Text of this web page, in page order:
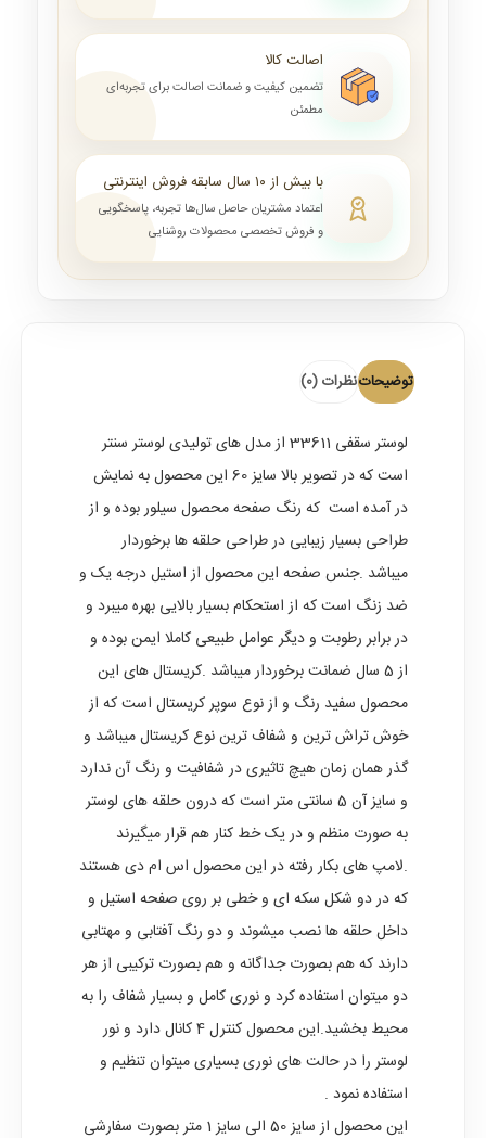
اصالت کالا
تضمین کیفیت و ضمانت اصالت برای تجربه‌ای
مطمئن
با بیش از ۱۰ سال سابقه فروش اینترنتی
اعتماد مشتریان حاصل سال‌ها تجربه، پاسخگویی
و فروش تخصصی محصولات روشنایی
توضیحاتنظرات (0)
لوستر سقفی
33611 از مدل های تولیدی لوستر سنتر
است که در تصویر بالا سایز 60 این محصول به نمایش
در آمده است که رنگ صفحه محصول سیلور بوده و از
طراحی بسیار زیبایی در طراحی حلقه ها برخوردار
میباشد .جنس صفحه این محصول از استیل درجه یک و
ضد زنگ است که از استحکام بسیار بالایی بهره میبرد و
در برابر رطوبت و دیگر عوامل طبیعی کاملا ایمن بوده و
از 5 سال ضمانت برخوردار میباشد .کریستال های این
محصول سفید رنگ و از نوع سوپر کریستال است که از
خوش تراش ترین و شفاف ترین نوع کریستال میباشد و
گذر همان زمان هیچ تاثیری در شفافیت و رنگ آن ندارد
و سایز آن 5 سانتی متر است که درون حلقه های لوستر
به صورت منظم و در یک خط کنار هم قرار میگیرند
.لامپ های بکار رفته در این محصول اس ام دی هستند
که در دو شکل سکه ای و خطی بر روی صفحه استیل و
داخل حلقه ها نصب میشوند و دو رنگ آفتابی و مهتابی
دارند که هم بصورت جداگانه و هم بصورت ترکیبی از هر
دو میتوان استفاده کرد و نوری کامل و بسیار شفاف را به
محیط بخشید.این محصول کنترل 4 کانال دارد و نور
لوستر را در حالت های نوری بسیاری میتوان تنظیم و
استفاده نمود .
این محصول از سایز 50 الی سایز 1 متر بصورت سفارشی